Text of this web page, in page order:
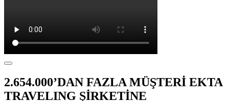
2.654.000’DAN FAZLA MÜŞTERİ EKTA
TRAVELING ŞİRKETİNE